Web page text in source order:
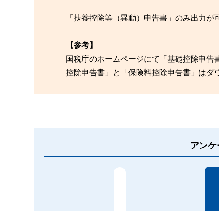
「扶養控除等（異動）申告書」のみ出力が
【参考】
国税庁のホームページにて「基礎控除申
控除申告書」と「保険料控除申告書」はダ
アン